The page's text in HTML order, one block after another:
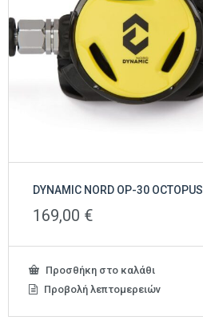
DYNAMIC NORD OP-30 OCTOPUS
169,00 €
Προσθήκη στο καλάθι
Προβολή λεπτομερειών